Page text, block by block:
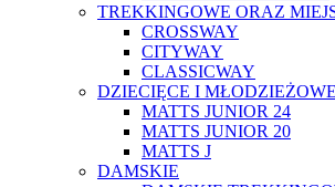
TREKKINGOWE ORAZ
CROSSWAY
CITYWAY
CLASSICWAY
DZIECIĘCE I MŁODZIEŻOWE
MATTS JUNIOR 24
MATTS JUNIOR 20
MATTS J
DAMSKIE